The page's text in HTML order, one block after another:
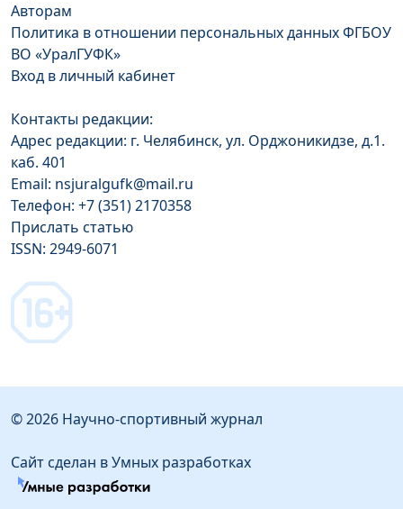
Авторам
Политика в отношении персональных данных ФГБОУ
ВО «УралГУФК»
Вход в личный кабинет
Контакты редакции:
Адрес редакции: г. Челябинск, ул. Орджоникидзе, д.1.
каб. 401
Email: nsjuralgufk@mail.ru
Телефон: +7 (351) 2170358
Прислать статью
ISSN: 2949-6071
© 2026 Научно-спортивный журнал
Сайт сделан в Умных разработках